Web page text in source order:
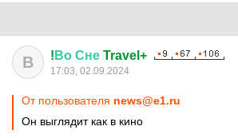
В ! Во Сне Travel+
17:03, 02.09.2024
От пользователя news@e1.ru
Он выглядит как в кино